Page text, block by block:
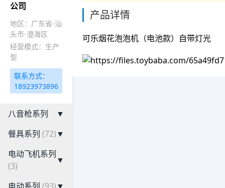
公司
地区：广东省-汕
头市-澄海区
经营模式：生产
型
联系方式：
18923973896
八音枪系列
▼
餐具系列 (72)▼
电动飞机系列
(3)
▼
产品详情
可乐烟花泡泡机（电池款）自带灯光